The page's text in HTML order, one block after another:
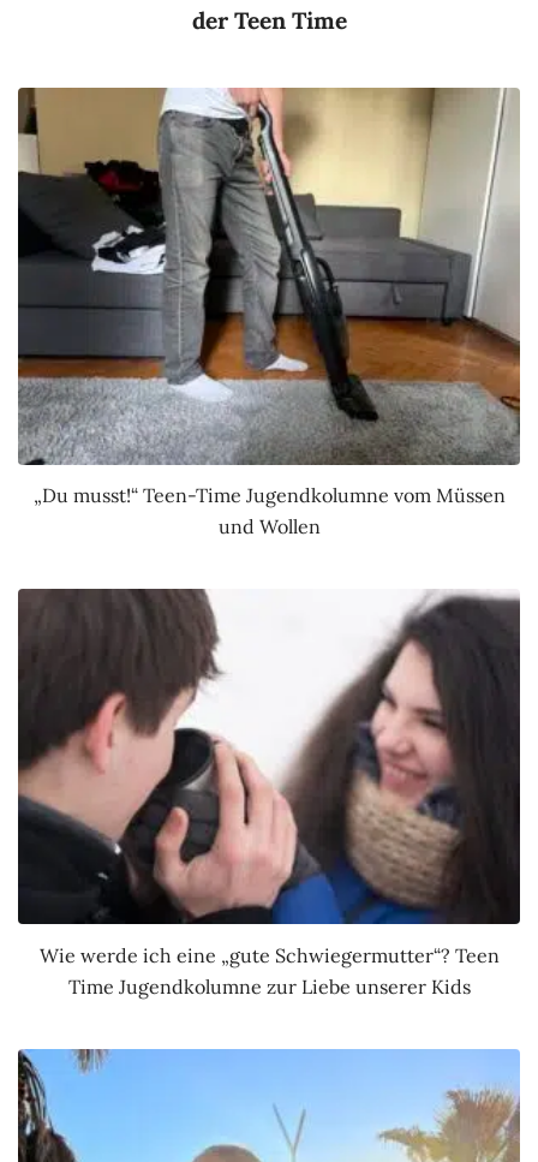
der Teen Time
„Du musst!“ Teen-Time Jugendkolumne vom Müssen
und Wollen
Wie werde ich eine „gute Schwiegermutter“? Teen
Time Jugendkolumne zur Liebe unserer Kids